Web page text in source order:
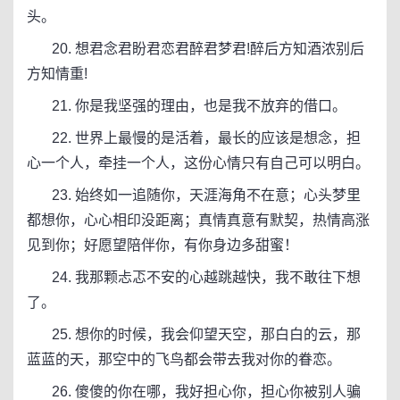
头。
20. 想君念君盼君恋君醉君梦君!醉后方知酒浓别后
方知情重!
21. 你是我坚强的理由，也是我不放弃的借口。
22. 世界上最慢的是活着，最长的应该是想念，担
心一个人，牵挂一个人，这份心情只有自己可以明白。
23. 始终如一追随你，天涯海角不在意；心头梦里
都想你，心心相印没距离；真情真意有默契，热情高涨
见到你；好愿望陪伴你，有你身边多甜蜜！
24. 我那颗忐忑不安的心越跳越快，我不敢往下想
了。
25. 想你的时候，我会仰望天空，那白白的云，那
蓝蓝的天，那空中的飞鸟都会带去我对你的眷恋。
26. 傻傻的你在哪，我好担心你，担心你被别人骗